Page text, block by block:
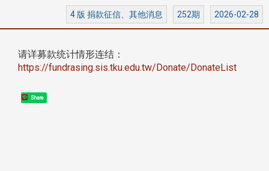
4 版 捐款征信、其他消息 252期 2026-02-28
请详募款统计情形连结：
https://fundrasing.sis.tku.edu.tw/Donate/DonateList
Share